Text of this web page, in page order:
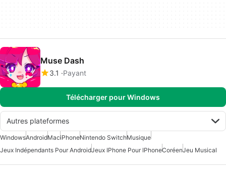
Muse Dash
3.1 Payant
Télécharger pour Windows
Autres plateformes
WindowsAndroidMaciPhoneNintendo SwitchMusique
Jeux Indépendants Pour AndroidJeux IPhone Pour IPhoneCoréenJeu Musical